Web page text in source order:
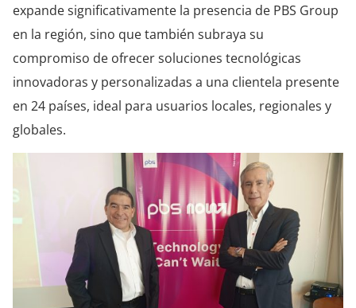
expande significativamente la presencia de PBS Group
en la región, sino que también subraya su
compromiso de ofrecer soluciones tecnológicas
innovadoras y personalizadas a una clientela presente
en 24 países, ideal para usuarios locales, regionales y
globales.